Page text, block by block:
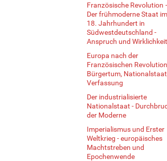
Französische Revolution
Der frühmoderne Staat im
18. Jahrhundert in
Südwestdeutschland -
Anspruch und Wirklichkeit
Europa nach der
Französischen
Bürgertum,
Verfassung
Der industrialisierte
Nationalstaat -
der Moderne
Imperialismus und Erster
Weltkrieg - europäisches
Machtstreben und
Epochenwende